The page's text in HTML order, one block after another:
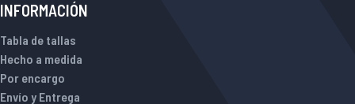
INFORMACIÓN
Tabla de tallas
Hecho a medida
Por encargo
Envío y Entrega